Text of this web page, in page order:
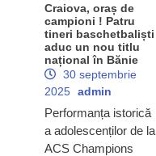
Craiova, oraș de
campioni ! Patru
tineri baschetbaliști
aduc un nou titlu
național în Bănie
30 septembrie
2025 admin
Performanța istorică
a adolescenților de la
ACS Champions